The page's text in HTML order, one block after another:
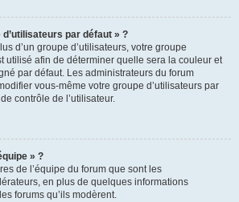
d’utilisateurs par défaut » ?
d’un groupe d’utilisateurs, votre groupe
utilisé afin de déterminer quelle sera la couleur et
par défaut. Les administrateurs du forum
vous-même votre groupe d’utilisateurs par
contrôle de l’utilisateur.
» ?
de l’équipe du forum que sont les
en plus de quelques informations
forums qu’ils modèrent.